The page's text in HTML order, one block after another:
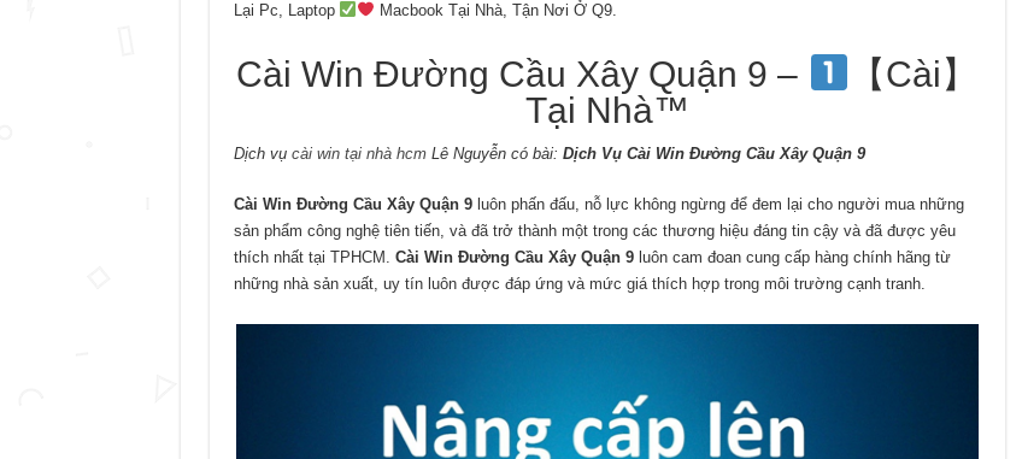
Lại Pc, Laptop
Macbook Tại Nhà, Tận Nơi Ở Q9.
Cài Win Đường Cầu Xây Quận 9 –
【Cài】
Tại Nhà™
Dịch vụcài win tại nhà hcmLê Nguyễn có bài: Dịch Vụ Cài Win Đường Cầu Xây Quận 9
Cài Win Đường Cầu Xây Quận 9 luôn phấn đấu, nỗ lực không ngừng để đem lại cho người mua những
sản phẩm công nghệ tiên tiến, và đã trở thành một trong các thương hiệu đáng tin cậy và đã được yêu
thích nhất tại TPHCM. Cài Win Đường Cầu Xây Quận 9 luôn cam đoan cung cấp hàng chính hãng từ
những nhà sản xuất, uy tín luôn được đáp ứng và mức giá thích hợp trong môi trường cạnh tranh.